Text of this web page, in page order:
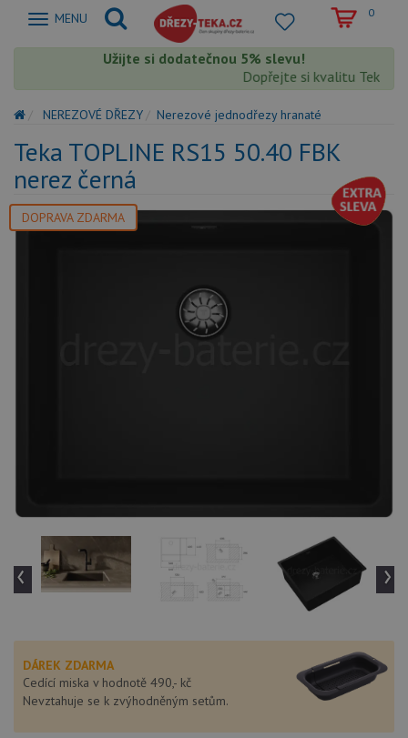
Zobrazit
MENU 0
Užijte si dodatečnou 5% slevu!
Dopřejte si kvalitu Teka s
NEREZOVÉ DŘEZY Nerezové jednodřezy hranaté
Teka TOPLINE RS15 50.40 FBK
nerez černá
DOPRAVA ZDARMA
‹ ›
DÁREK ZDARMA
Cedící miska v hodnotě 490,- kč
Nevztahuje se k zvýhodněným setům.